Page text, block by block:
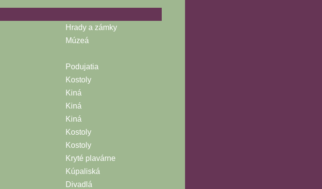
Hrady a zámky
Múzeá
Podujatia
Kostoly
Kiná
Kiná
Kiná
Kostoly
Kostoly
Kryté plavárne
Kúpaliská
Divadlá